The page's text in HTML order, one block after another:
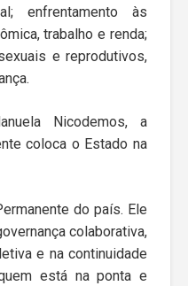
enfrentamento às
trabalho e renda;
e reprodutivos,
Nicodemos, a
coloca o Estado na
do país. Ele
colaborativa,
e na continuidade
está na ponta e